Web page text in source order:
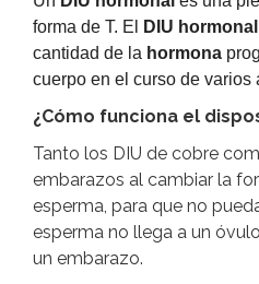
forma de T. El
DIU hormonal
cantidad de la hormona
cuerpo en el curso de varios
¿Cómo funciona el
Tanto los DIU de cobre
embarazos al cambiar la
esperma, para que no
esperma no llega a un
un embarazo.